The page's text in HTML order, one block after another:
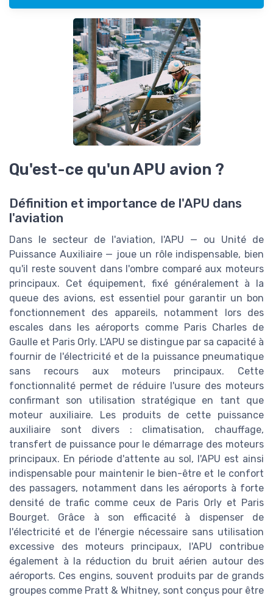
Qu'est-ce qu'un APU avion ?
Définition et importance de l'APU dans
l'aviation
Dans le secteur de l'aviation, l'APU — ou Unité de
Puissance Auxiliaire — joue un rôle indispensable, bien
qu'il reste souvent dans l'ombre comparé aux moteurs
principaux. Cet équipement, fixé généralement à la
queue des avions, est essentiel pour garantir un bon
fonctionnement des appareils, notamment lors des
escales dans les aéroports comme Paris Charles de
Gaulle et Paris Orly. L'APU se distingue par sa capacité à
fournir de l'électricité et de la puissance pneumatique
sans recours aux moteurs principaux. Cette
fonctionnalité permet de réduire l'usure des moteurs
confirmant son utilisation stratégique en tant que
moteur auxiliaire. Les produits de cette puissance
auxiliaire sont divers : climatisation, chauffage,
transfert de puissance pour le démarrage des moteurs
principaux. En période d'attente au sol, l'APU est ainsi
indispensable pour maintenir le bien-être et le confort
des passagers, notamment dans les aéroports à forte
densité de trafic comme ceux de Paris Orly et Paris
Bourget. Grâce à son efficacité à dispenser de
l'électricité et de l'énergie nécessaire sans utilisation
excessive des moteurs principaux, l'APU contribue
également à la réduction du bruit aérien autour des
aéroports. Ces engins, souvent produits par de grands
groupes comme Pratt & Whitney, sont conçus pour être